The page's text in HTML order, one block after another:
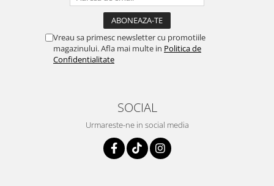
Vreau sa primesc newsletter cu promotiile
magazinului. Afla mai multe in Politica de
Confidentialitate
SOCIAL
Urmareste-ne in social media